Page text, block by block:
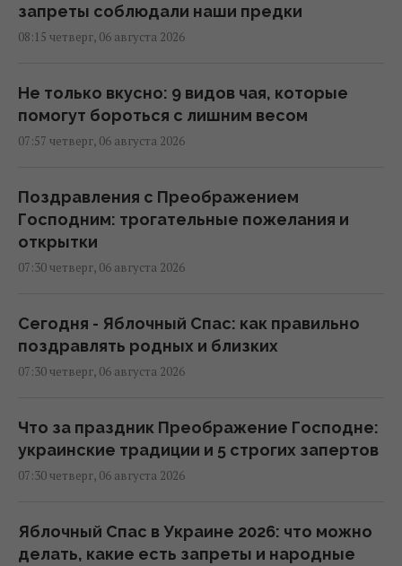
запреты соблюдали наши предки
08:15 четверг, 06 августа 2026
Не только вкусно: 9 видов чая, которые
помогут бороться с лишним весом
07:57 четверг, 06 августа 2026
Поздравления с Преображением
Господним: трогательные пожелания и
открытки
07:30 четверг, 06 августа 2026
Сегодня - Яблочный Спас: как правильно
поздравлять родных и близких
07:30 четверг, 06 августа 2026
Что за праздник Преображение Господне:
украинские традиции и 5 строгих запертов
07:30 четверг, 06 августа 2026
Яблочный Спас в Украине 2026: что можно
делать, какие есть запреты и народные